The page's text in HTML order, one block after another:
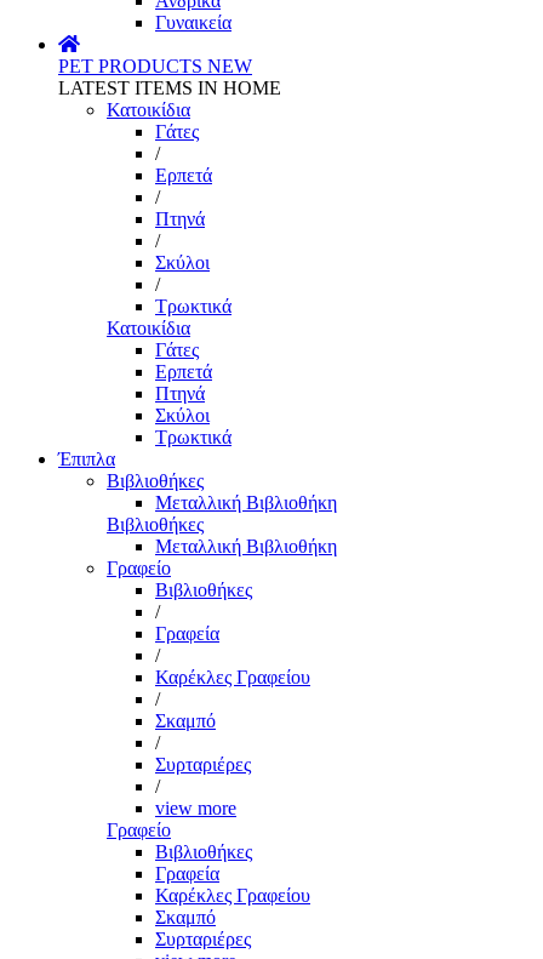
Γυναικεία
PET PRODUCTS NEW
LATEST ITEMS IN HOME
Κατοικίδια
Γάτες
/
Ερπετά
/
Πτηνά
/
Σκύλοι
/
Τρωκτικά
Κατοικίδια
Γάτες
Ερπετά
Πτηνά
Σκύλοι
Τρωκτικά
Έπιπλα
Βιβλιοθήκες
Μεταλλική Βιβλιοθήκη
Βιβλιοθήκες
Μεταλλική Βιβλιοθήκη
Γραφείο
Βιβλιοθήκες
/
Γραφεία
/
Καρέκλες Γραφείου
/
Σκαμπό
/
Συρταριέρες
/
view more
Γραφείο
Βιβλιοθήκες
Γραφεία
Καρέκλες Γραφείου
Σκαμπό
Συρταριέρες